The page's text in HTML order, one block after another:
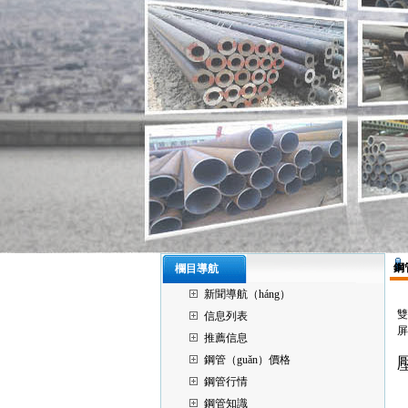
欄目導航
新聞導航（háng）
信息列表
推薦信息
鋼管（guǎn）價格
鋼管行情
鋼管知識
鋼
屏